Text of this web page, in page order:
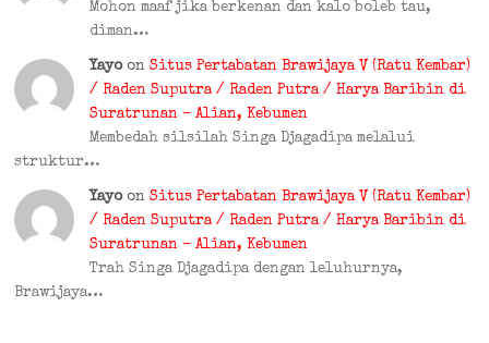
Mohon maaf jika berkenan dan kalo boleb tau,
diman…
Yayo on Situs Pertabatan Brawijaya V (Ratu Kembar)
/ Raden Suputra / Raden Putra / Harya Baribin di
Suratrunan – Alian, Kebumen
Membedah silsilah Singa Djagadipa melalui
struktur…
Yayo on Situs Pertabatan Brawijaya V (Ratu Kembar)
/ Raden Suputra / Raden Putra / Harya Baribin di
Suratrunan – Alian, Kebumen
Trah Singa Djagadipa dengan leluhurnya,
Brawijaya…